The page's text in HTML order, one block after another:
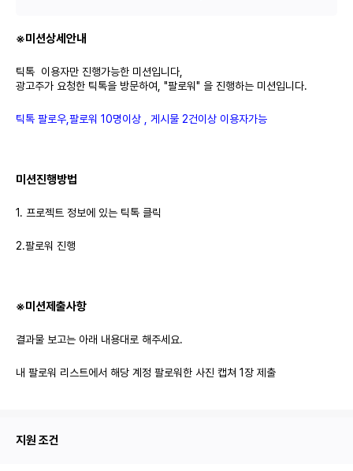
※미션상세안내
틱톡 이용자만 진행가능한 미션입니다,
광고주가 요청한 틱톡을 방문하여, "팔로워" 을 진행하는 미션입니다.
틱톡 팔로우,팔로워 10명이상 , 게시물 2건이상 이용자가능
미션진행방법
1. 프로젝트 정보에 있는 틱톡 클릭
2.팔로워 진행
※미션제출사항
결과물 보고는 아래 내용대로 해주세요.
내 팔로워 리스트에서 해당 계정 팔로워한 사진 캡쳐 1장 제출
지원 조건